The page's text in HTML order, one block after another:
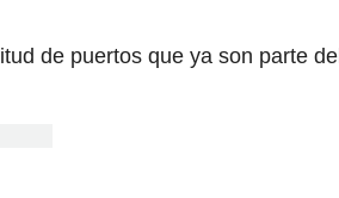
de puertos que ya son parte del